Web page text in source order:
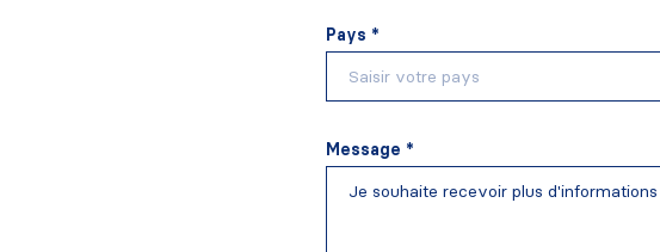
Pays *
Message *